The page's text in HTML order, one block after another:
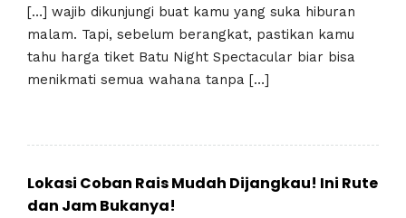
[…] wajib dikunjungi buat kamu yang suka hiburan
malam. Tapi, sebelum berangkat, pastikan kamu
tahu harga tiket Batu Night Spectacular biar bisa
menikmati semua wahana tanpa […]
Lokasi Coban Rais Mudah Dijangkau! Ini Rute
dan Jam Bukanya!